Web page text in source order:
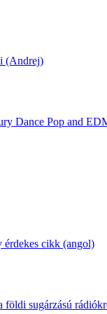
(Andrej)
Dance Pop and
érdekes cikk (angol)
földi sugárzású